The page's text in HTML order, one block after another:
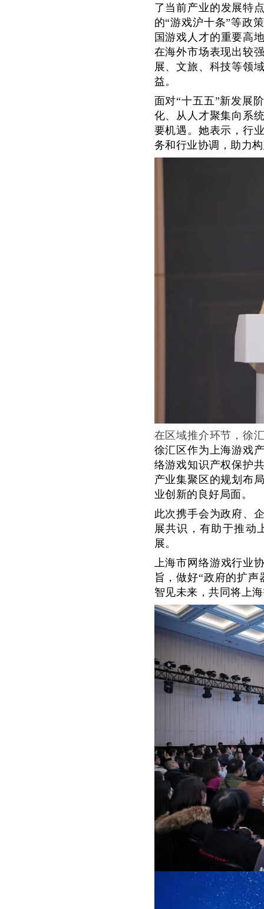
了当前产业的发展特
的“游戏沪十条”等政
国游戏人才的重要高
在海外市场表现出较
展、文旅、科技等领
益。
面对“十五五”新发展
化、从人才聚集向系
要机遇。她表示，行
务和行业协调，助力
在区域推介环节，徐
徐汇 区 作为上海游戏
络游戏知识产权保护
产业集聚区的规划布
业创新的良好局面。
此次携手会为政府、
展共识，有助于推动
展。
上海市网络游戏行业
旨，做好“政府的扩声
智见未来，共同将上